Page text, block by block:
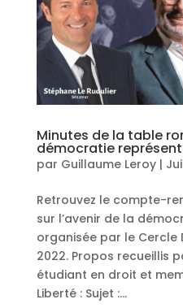
Minutes de la table
démocratie
par Guillaume Leroy|
Retrouvez le compte-
sur l’avenir de la
organisée par le Cercle
2022. Propos recueillis
étudiant en droit et
Liberté : Sujet :...